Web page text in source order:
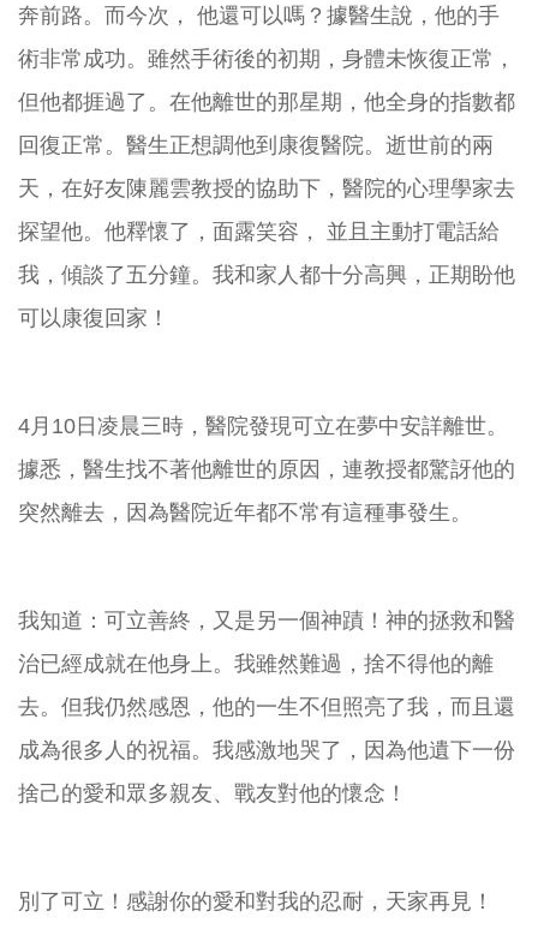
奔前路。而今次， 他還可以嗎？據醫生說，他的手
術非常成功。雖然手術後的初期，身體未恢復正常，
但他都捱過了。在他離世的那星期，他全身的指數都
回復正常。醫生正想調他到康復醫院。逝世前的兩
天，在好友陳麗雲教授的協助下，醫院的心理學家去
探望他。他釋懷了，面露笑容， 並且主動打電話給
我，傾談了五分鐘。我和家人都十分高興，正期盼他
可以康復回家！
4月10日凌晨三時，醫院發現可立在夢中安詳離世。
據悉，醫生找不著他離世的原因，連教授都驚訝他的
突然離去，因為醫院近年都不常有這種事發生。
我知道：可立善終，又是另一個神蹟！神的拯救和醫
治已經成就在他身上。我雖然難過，捨不得他的離
去。但我仍然感恩，他的一生不但照亮了我，而且還
成為很多人的祝福。我感激地哭了，因為他遺下一份
捨己的愛和眾多親友、戰友對他的懷念！
別了可立！感謝你的愛和對我的忍耐，天家再見！